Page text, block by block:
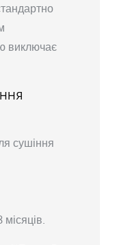
виключає
сушіння